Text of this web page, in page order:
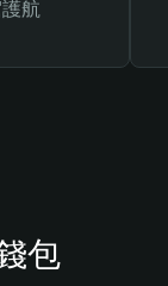
航
包